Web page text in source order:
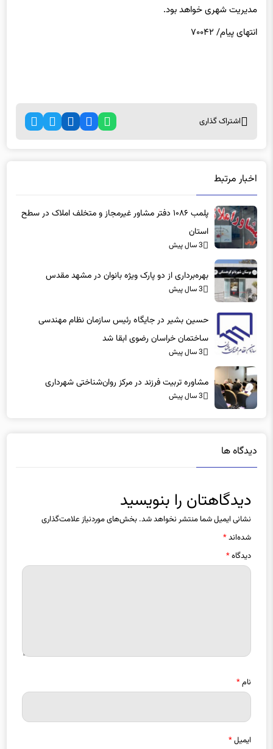
مدیریت شهری خواهد بود.
انتهای پیام/ ۷۰۰۴۲
اشتراک گذاری
اخبار مرتبط
پلمب ۱۰۸۶ دفتر مشاور غیرمجاز و متخلف املاک در سطح
استان
3 سال پیش
بهره‌برداری از دو پارک ویژه بانوان در مشهد مقدس
3 سال پیش
حسین بشیر در جایگاه رئیس سازمان نظام مهندسی
ساختمان خراسان رضوی ابقا شد
3 سال پیش
مشاوره تربیت فرزند در مرکز روان‌شناختی شهرداری
3 سال پیش
دیدگاه ها
دیدگاهتان را بنویسید
نشانی ایمیل شما منتشر نخواهد شد. بخش‌های موردنیاز علامت‌گذاری
شده‌اند*
دیدگاه*
نام*
ایمیل*